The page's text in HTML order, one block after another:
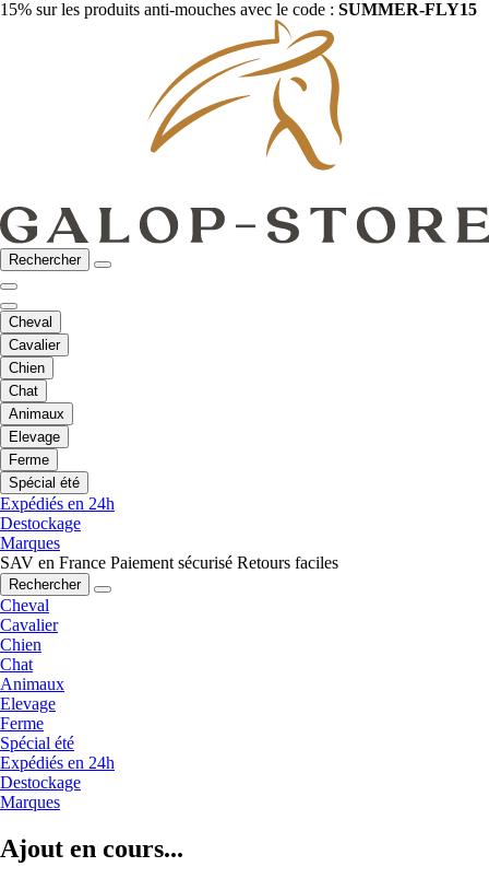
15% sur les produits anti-mouches avec le code : SUMMER-FLY15
Rechercher
Cheval
Cavalier
Chien
Chat
Animaux
Elevage
Ferme
Spécial été
Expédiés en 24h
Destockage
Marques
SAV en France Paiement sécurisé Retours faciles
Rechercher
Cheval
Cavalier
Chien
Chat
Animaux
Elevage
Ferme
Spécial été
Expédiés en 24h
Destockage
Marques
Ajout en cours...